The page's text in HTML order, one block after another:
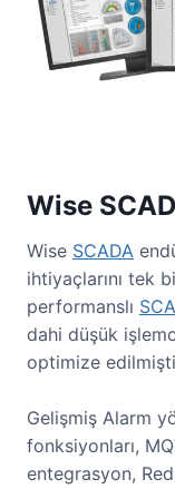
Wise
Wise SCADA
ihtiyaçlarını tek
performanslı
dahi düşük
optimize
Gelişmiş Alarm
fonksiyonları,
entegrasyon,